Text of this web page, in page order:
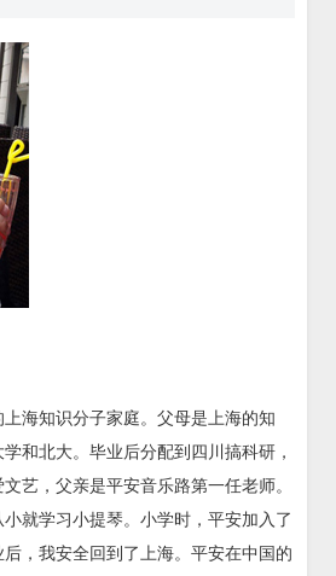
海知识分子家庭。父母是上海的知
和北大。毕业后分配到四川搞科研，
艺，父亲是平安音乐路第一任老师。
就学习小提琴。小学时，平安加入了
，我安全回到了上海。平安在中国的